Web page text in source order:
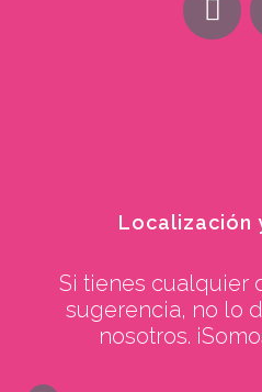
Localización
Si tienes cualquier
sugerencia, no lo
nosotros.